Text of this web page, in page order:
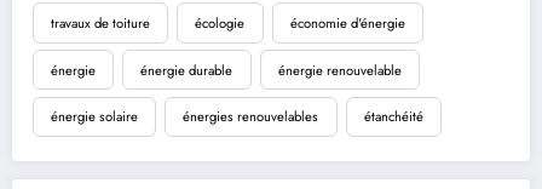
travaux de toiture écologie économie d'énergie
énergie énergie durable énergie renouvelable
énergie solaire énergies renouvelables étanchéité